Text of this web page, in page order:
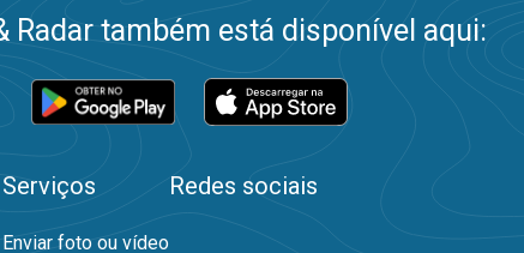
Radar também está disponível aqui:
Serviços
Enviar foto ou vídeo
Redes sociais